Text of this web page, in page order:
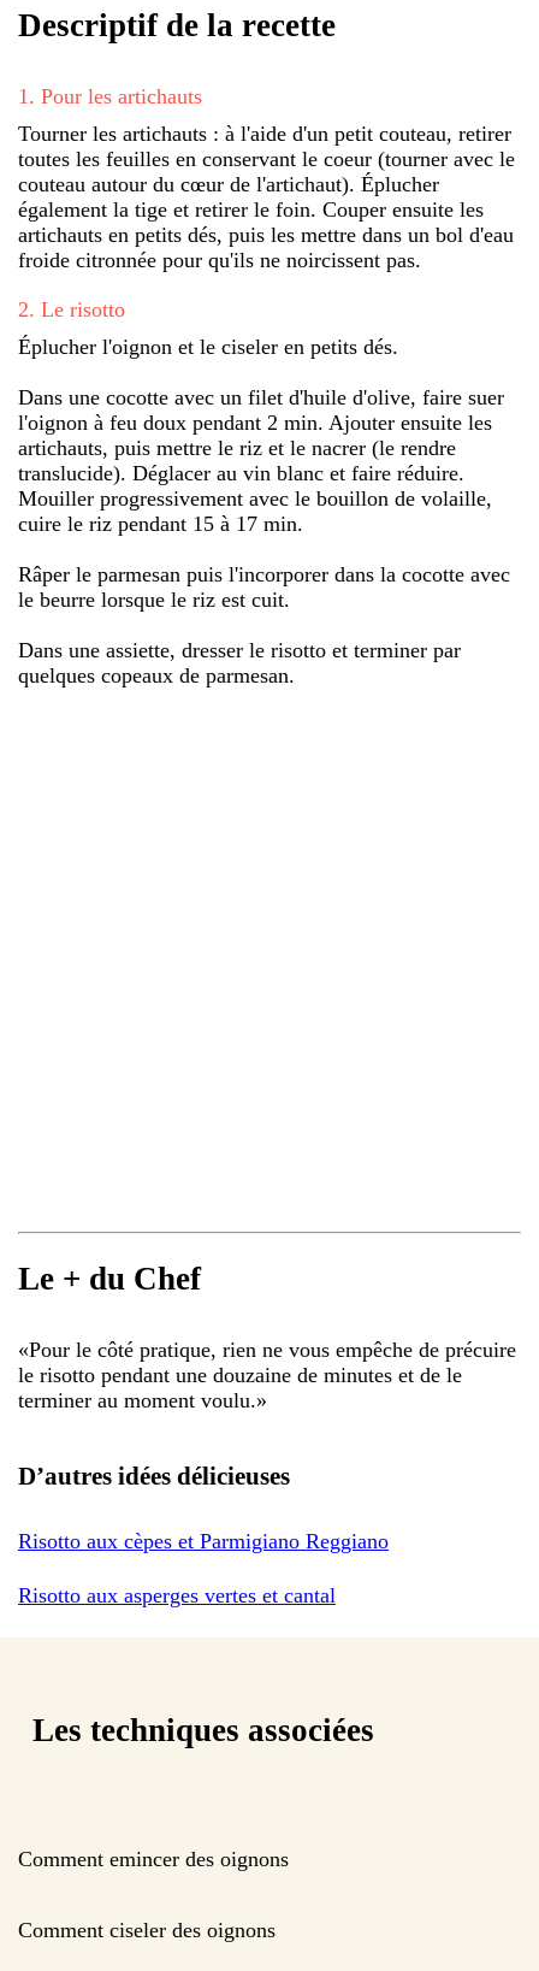
Descriptif de la recette
1 . Pour les artichauts
Tourner les artichauts : à l'aide d'un petit couteau, retirer
toutes les feuilles en conservant le coeur (tourner avec le
couteau autour du cœur de l'artichaut). Éplucher
également la tige et retirer le foin. Couper ensuite les
artichauts en petits dés, puis les mettre dans un bol d'eau
froide citronnée pour qu'ils ne noircissent pas.
2. Le risotto
Éplucher l'oignon et le ciseler en petits dés.
Dans une cocotte avec un filet d'huile d'olive, faire suer
l'oignon à feu doux pendant 2 min. Ajouter ensuite les
artichauts, puis mettre le riz et le nacrer (le rendre
translucide). Déglacer au vin blanc et faire réduire.
Mouiller progressivement avec le bouillon de volaille,
cuire le riz pendant 15 à 17 min.
Râper le parmesan puis l'incorporer dans la cocotte avec
le beurre lorsque le riz est cuit.
Dans une assiette, dresser le risotto et terminer par
quelques copeaux de parmesan.
Le + du Chef
«Pour le côté pratique, rien ne vous empêche de précuire
le risotto pendant une douzaine de minutes et de le
terminer au moment voulu.»
D’autres idées délicieuses
Risotto aux cèpes et Parmigiano Reggiano
Risotto aux asperges vertes et cantal
Les techniques associées
Comment emincer des oignons
Comment ciseler des oignons